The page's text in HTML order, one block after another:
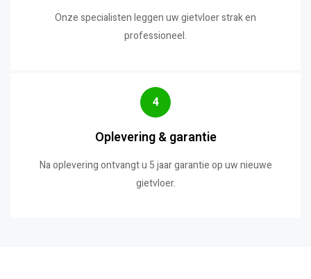
Onze specialisten leggen uw gietvloer strak en
professioneel.
4
Oplevering & garantie
Na oplevering ontvangt u 5 jaar garantie op uw nieuwe
gietvloer.